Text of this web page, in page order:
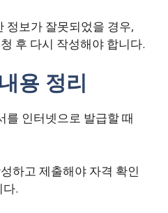
정보가 잘못되었을 경우,
후 다시 작성해야 합니다.
용 정리
를 인터넷으로 발급할 때
하고 제출해야 자격 확인
.